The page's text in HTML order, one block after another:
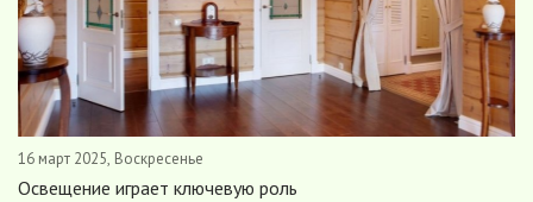
16 март 2025, Воскресенье
Освещение играет ключевую роль